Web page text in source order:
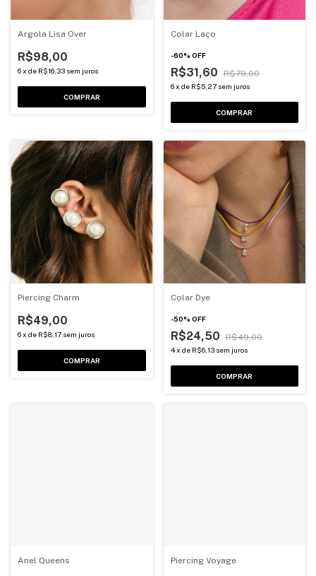
Argola Lisa Over
R$98,00
6x de R$16,33 sem juros
COMPRAR
Colar Laço
-60% OFF
R$31,60 R$79,00
6 x de R$5,27 sem juros
COMPRAR
Piercing Charm
R$49,00
6x de R$8,17 sem juros
COMPRAR
Colar Dye
-50% OFF
R$24,50 R$49,00
4 x de R$6,13 sem juros
COMPRAR
Anel Queens Piercing Voyage